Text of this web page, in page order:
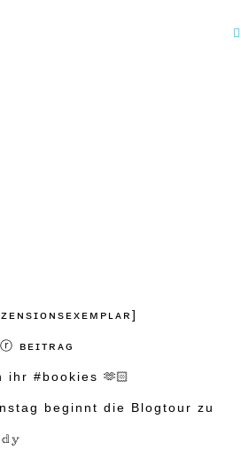
ihr #bookies 🫶🏻
beginnt die Blogtour zu